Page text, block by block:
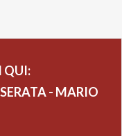
QUI:
- MARIO